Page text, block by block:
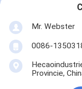
Mr. Webster
0086-
Provincie,